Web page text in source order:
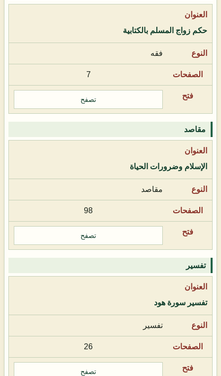
حكم زواج المسلم بالكتابية
فقه
7
تصفح
مقاصد
الإسلام وضرورات الحياة
مقاصد
98
تصفح
تفسير
تفسير سورة هود
تفسير
26
تصفح